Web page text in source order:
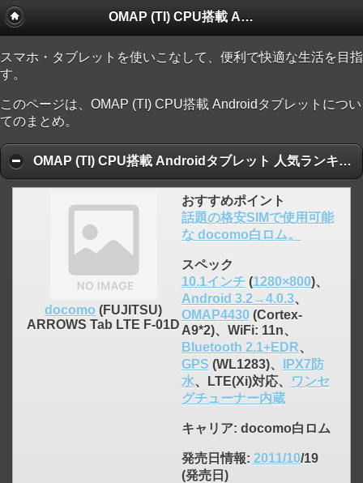
OMAP (TI) CPU搭載 Androidタブレット
スマホ・タブレットを使いこなして、便利で快適な生活を目指
す。
このページは、OMAP (TI) CPU搭載 Androidタブレットについ
てのまとめ。
OMAP (TI) CPU搭載 Androidタブレット 人気ランキング順
docomo (FUJITSU)
ARROWS Tab LTE F-01D
おすすめポイント
話題の格安SIMで使用可能
な docomo白ロム。
スペック
10.1インチ(1280×800)、
Android 3.2→4.0.3、
OMAP4430 (Cortex-
A9*2)、WiFi: 11n、
Bluetooth 2.1+EDR、
GPS (WL1283)、
IPX7防
水、LTE(Xi)対応、
ワンセ
グチューナー内蔵
キャリア: docomo白ロム
発売日情報: 2011/10/19
(発売日)
click to expand contents